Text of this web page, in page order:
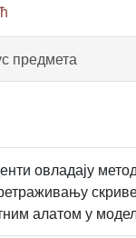
предмета
овладају
алатом у